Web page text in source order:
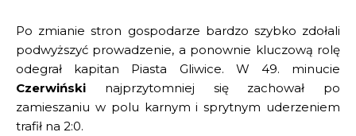
Po zmianie stron gospodarze bardzo szybko zdołali
podwyższyć prowadzenie, a ponownie kluczową rolę
odegrał kapitan Piasta Gliwice. W 49. minucie
Czerwiński najprzytomniej się zachował po
zamieszaniu w polu karnym i sprytnym uderzeniem
trafił na 2:0.